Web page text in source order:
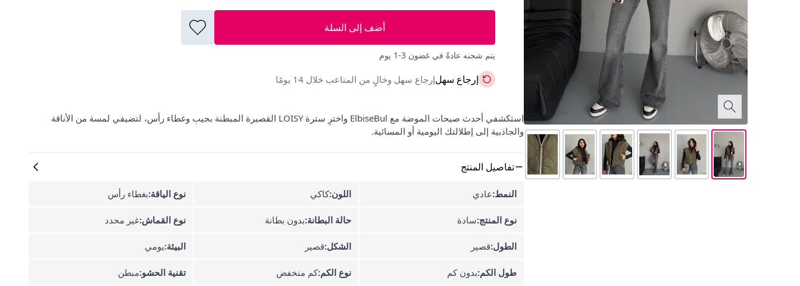
أضف إلى السلة
يتم شحنه عادةً في غضون 3-1 يوم
إرجاع سهلإرجاع سهل وخالٍ من المتاعب خلال 14 يومًا
استكشفي أحدث صيحات الموضة مع ElbiseBul واخترِ سترة LOISY القصيرة المبطنة بجيب وغطاء رأس، لتضيفي لمسة من الأناقة
والجاذبية إلى إطلالتك اليومية أو المسائية.
تفاصيل المنتج
النمط:عادي اللون:كاكي نوع الياقة:بغطاء رأس
نوع المنتج:سادة حالة البطانة:بدون بطانة نوع القماش:غير محدد
الطول:قصير الشكل:قصير البيئة:يومي
طول الكم:بدون كم نوع الكم:كم منخفض تقنية الحشو:مبطن